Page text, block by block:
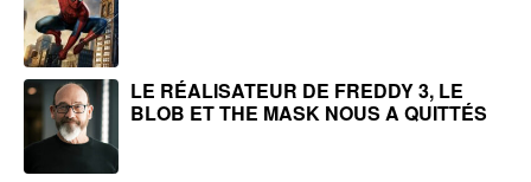
LE RÉALISATEUR DE FREDDY 3, LE
BLOB ET THE MASK NOUS A QUITTÉS